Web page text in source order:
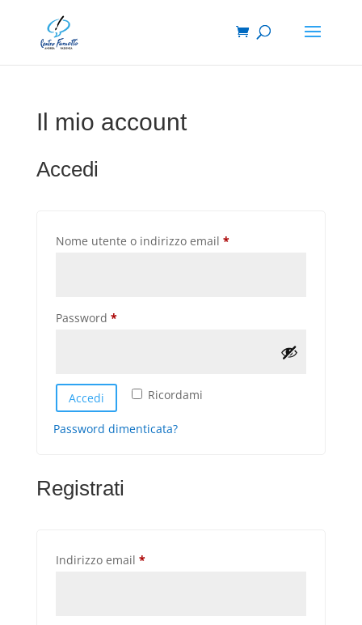
Il mio account
Accedi
Nome utente o indirizzo email *Richiesto
Password *Richiesto
Ricordami
Accedi
Password dimenticata?
Registrati
Indirizzo email *Richiesto